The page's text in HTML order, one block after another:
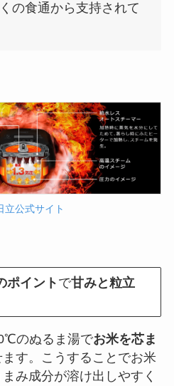
の食通から支持されて
立公式サイト
ポイント で甘みと粒立
のぬるま湯でお米を芯ま
す。こうすることでお米
み成分が溶け出しやすく